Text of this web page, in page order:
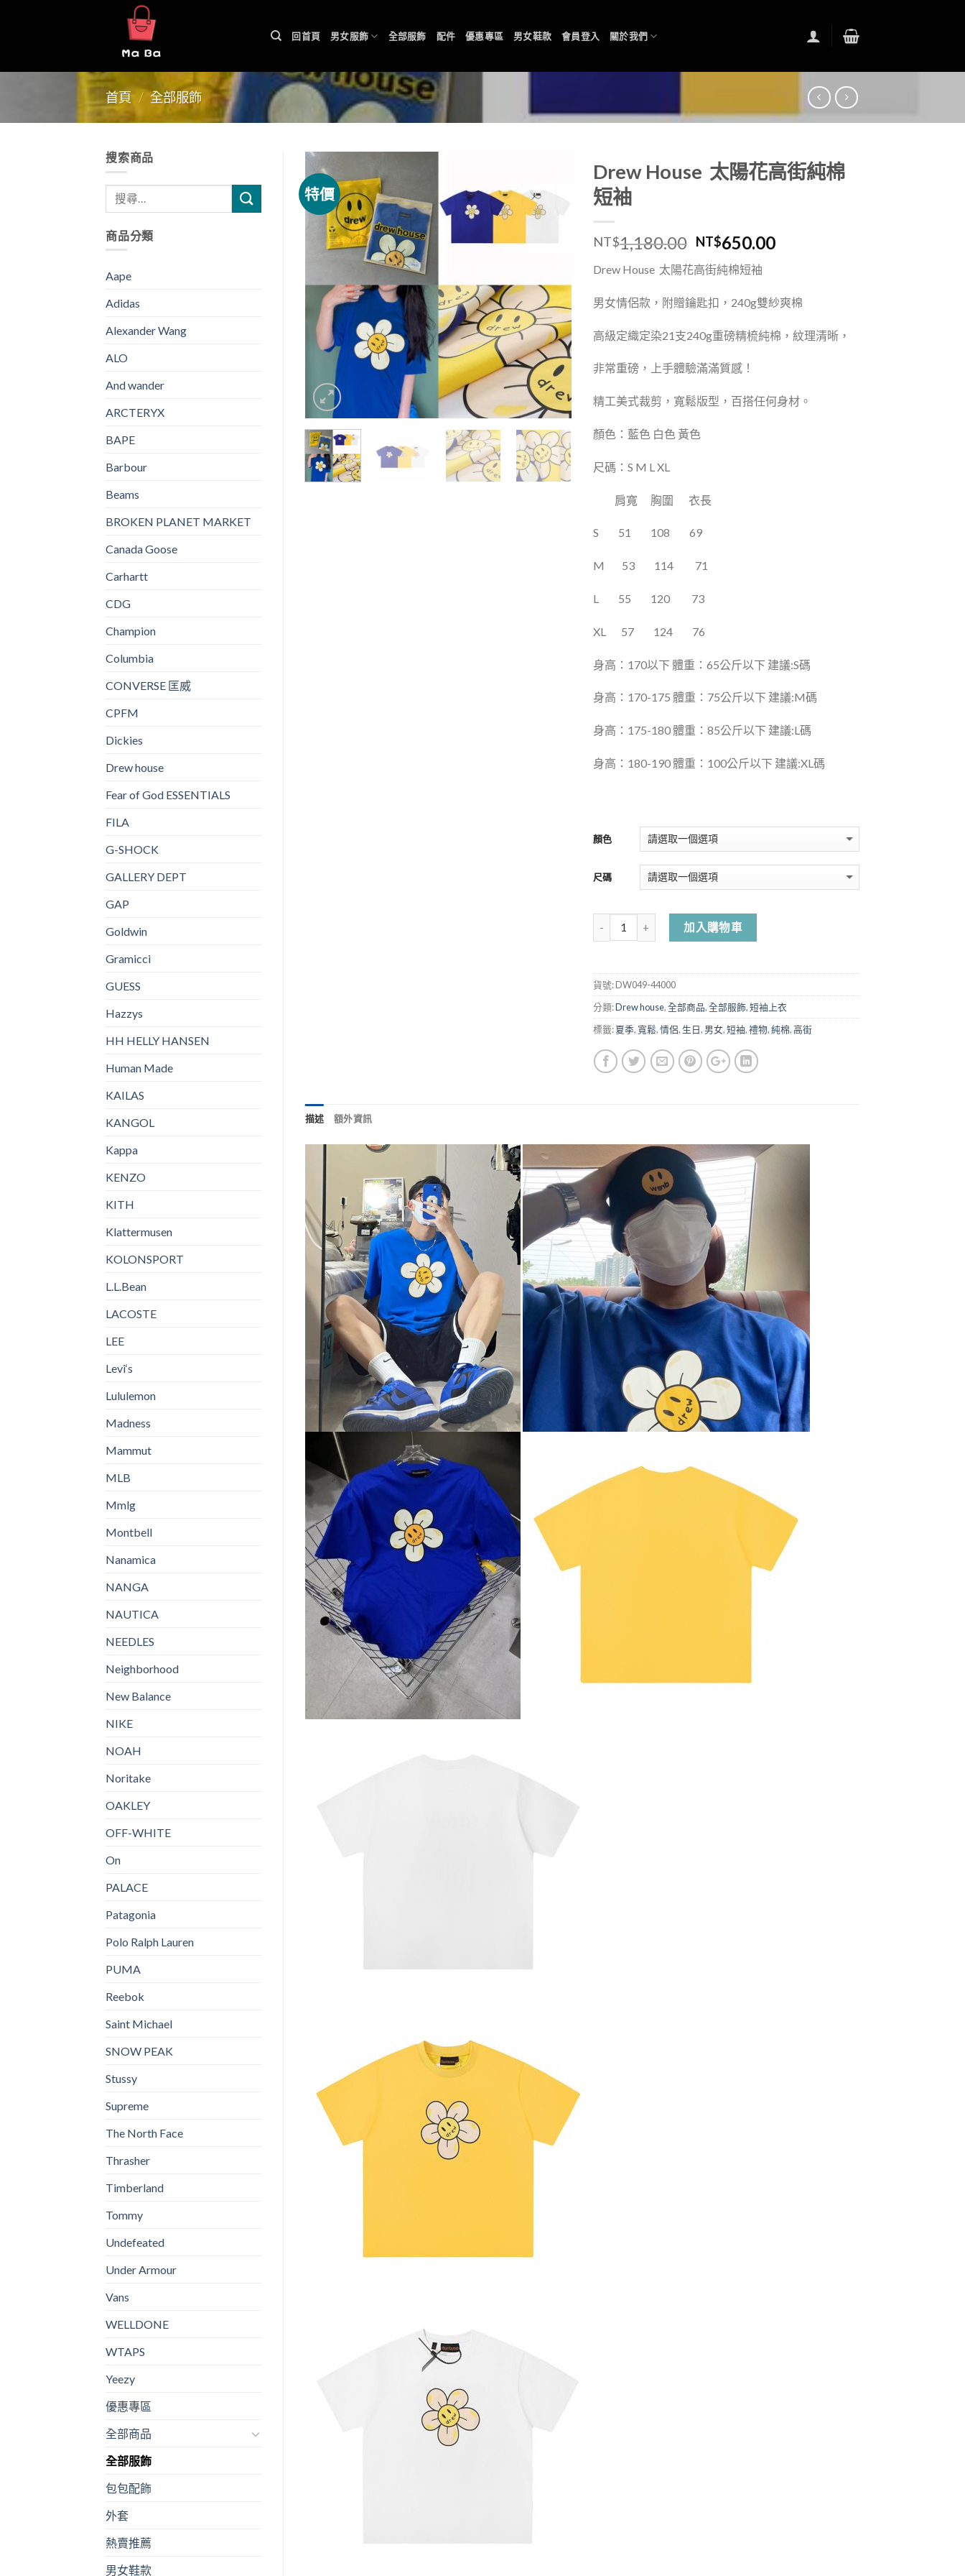
回首頁 男女服飾 全部服飾 配件 優惠專區 男女鞋款 會員登入 關於我們
首頁 / 全部服飾
特價
Drew House 太陽花高街純棉
短袖
NT$1,180.00 NT$650.00
Drew House 太陽花高街純棉短袖
男女情侶款，附贈鑰匙扣， 240g雙紗爽棉
高級定織定染21支240g重磅精梳純棉，紋理清晰，
非常重磅，上手體驗滿滿質感！
精工美式裁剪，寬鬆版型，百搭任何身材。
顏色：藍色 白色 黃色
尺碼：S M L XL
肩寬 胸圍 衣長
S 51 108 69
M 53 114 71
L 55 120 73
XL 57 124 76
身高：170以下 體重：65公斤以下 建議:S碼
身高：170-175 體重：75公斤以下 建議:M碼
身高：175-180 體重：85公斤以下 建議:L碼
身高：180-190 體重：100公斤以下 建議:XL碼
顏色
尺碼
加入購物車
貨號:DW049-44000
分類:Drew house,全部商品,全部服飾,短袖上衣
標籤:夏季, 寬鬆,情侶,生日, 男女,短袖,禮物,純棉,高街
描述 額外資訊
搜索商品
商品分類
Aape
Adidas
Alexander Wang
ALO
And wander
ARCTERYX
BAPE
Barbour
Beams
BROKEN PLANET MARKET
Canada Goose
Carhartt
CDG
Champion
Columbia
CONVERSE 匡威
CPFM
Dickies
Drew house
Fear of God ESSENTIALS
FILA
G-SHOCK
GALLERY DEPT
GAP
Goldwin
Gramicci
GUESS
Hazzys
HH HELLY HANSEN
Human Made
KAILAS
KANGOL
Kappa
KENZO
KITH
Klattermusen
KOLONSPORT
L.L.Bean
LACOSTE
LEE
Levi‘s
Lululemon
Madness
Mammut
MLB
Mmlg
Montbell
Nanamica
NANGA
NAUTICA
NEEDLES
Neighborhood
New Balance
NIKE
NOAH
Noritake
OAKLEY
OFF-WHITE
On
PALACE
Patagonia
Polo Ralph Lauren
PUMA
Reebok
Saint Michael
SNOW PEAK
Stussy
Supreme
The North Face
Thrasher
Timberland
Tommy
Undefeated
Under Armour
Vans
WELLDONE
WTAPS
Yeezy
優惠專區
全部商品
全部服飾
包包配飾
外套
熱賣推薦
男女鞋款